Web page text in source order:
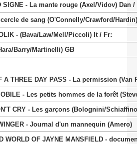
SIGNE - La mante rouge (Axel/Vidov) Dan
cercle de sang (O'Connelly/Crawford/Hardin)
- (Bava/Law/Mell/Piccoli) It / Fr:
Barry/Martinelli) GB
A THREE DAY PASS - La permission (Van
- Les petits hommes de la forêt
CRY - Les garçons (Bolognini/
- Journal d'un mannequin (Amero)
WORLD OF JAYNE MANSFIELD -